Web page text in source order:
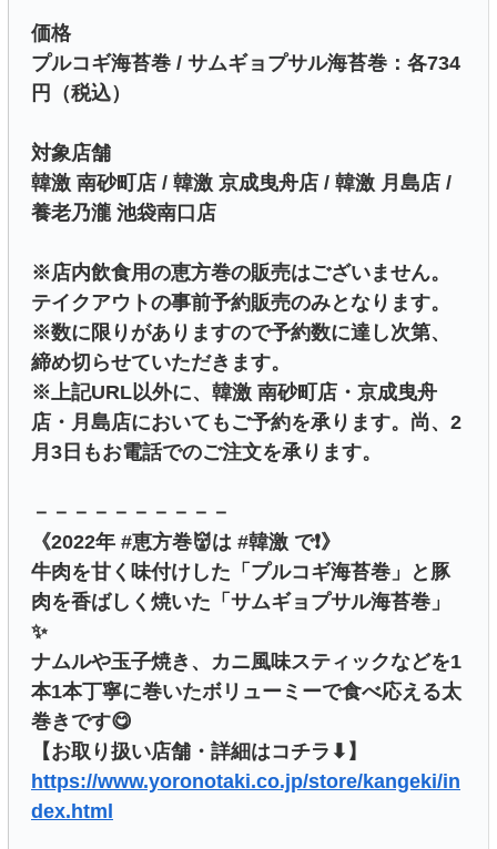
価格
プルコギ海苔巻 / サムギョプサル海苔巻：各734
円（税込）
対象店舗
韓激 南砂町店 / 韓激 京成曳舟店 / 韓激 月島店 /
養老乃瀧 池袋南口店
※店内飲食用の恵方巻の販売はございません。
テイクアウトの事前予約販売のみとなります。
※数に限りがありますので予約数に達し次第、
締め切らせていただきます。
※上記URL以外に、韓激 南砂町店・京成曳舟
店・月島店においてもご予約を承ります。尚、2
月3日もお電話でのご注文を承ります。
－－－－－－－－－－
《2022年 #恵方巻👹は #韓激 で❗》
牛肉を甘く味付けした「プルコギ海苔巻」と豚
肉を香ばしく焼いた「サムギョプサル海苔巻」
✨
ナムルや玉子焼き、カニ風味スティックなどを1
本1本丁寧に巻いたボリューミーで食べ応える太
巻きです😋
【お取り扱い店舗・詳細はコチラ⬇】
https://www.yoronotaki.co.jp/store/kangeki/in
dex.html